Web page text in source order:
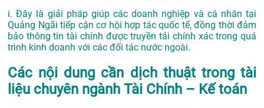
i. Đây là giải pháp giúp các doanh nghiệp và cá nhân tại
Quảng Ngãi tiếp cận cơ hội hợp tác quốc tế, đồng thời đảm
bảo thông tin tài chính được truyền tải chính xác trong quá
trình kinh doanh với các đối tác nước ngoài.
Các nội dung cần dịch thuật trong tài
liệu chuyên ngành Tài Chính – Kế toán